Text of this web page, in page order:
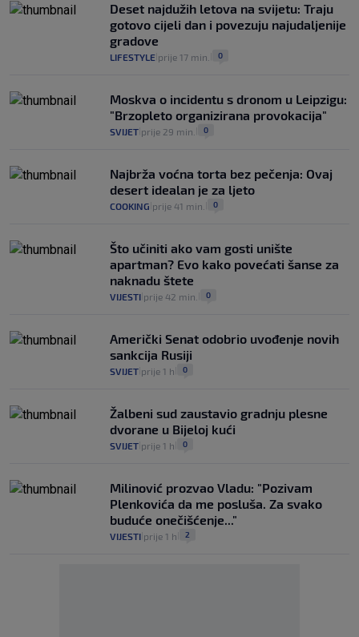
Deset najdužih letova na svijetu: Traju
gotovo cijeli dan i povezuju najudaljenije
gradove
LIFESTYLE prije 17 min. 0
Moskva o incidentu s dronom u Leipzigu:
"Brzopleto organizirana provokacija"
SVIJET prije 29 min. 0
Najbrža voćna torta bez pečenja: Ovaj
desert idealan je za ljeto
COOKING prije 41 min. 0
Što učiniti ako vam gosti unište
apartman? Evo kako povećati šanse za
naknadu štete
VIJESTI prije 42 min. 0
Američki Senat odobrio uvođenje novih
sankcija Rusiji
SVIJET prije 1 h 0
Žalbeni sud zaustavio gradnju plesne
dvorane u Bijeloj kući
SVIJET prije 1 h 0
Milinović prozvao Vladu: "Pozivam
Plenkovića da me posluša. Za svako
buduće onečišćenje..."
VIJESTI prije 1 h 2